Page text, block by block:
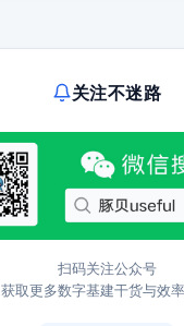
关注不迷路
扫码关注公众号
获取更多数字基建干货与效